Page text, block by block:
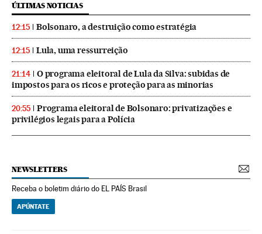
ÚLTIMAS NOTICIAS
12:15 Bolsonaro, a destruição como estratégia
12:15 Lula, uma ressurreição
21:14
O programa eleitoral de Lula da Silva: subidas de
impostos para os ricos e proteção para as minorias
20:55
Programa eleitoral de Bolsonaro: privatizações e
privilégios legais para a Polícia
NEWSLETTERS
Receba o boletim diário do EL PAÍS Brasil
APÚNTATE